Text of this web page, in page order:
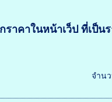
าคาในหน้าเว็ป ที่เป็
จำน